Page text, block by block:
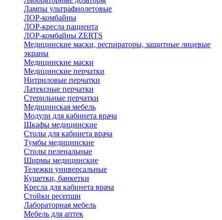
Лампы ультрафиолетовые
ЛОР-комбайны
ЛОР-кресла пациента
ЛОР-комбайны ZERTS
Медицинские маски, респираторы, защитные лицевые
экраны
Медицинские маски
Медицинские перчатки
Нитриловые перчатки
Латексные перчатки
Стерильные перчатки
Медицинская мебель
Модули для кабинета врача
Шкафы медицинские
Столы для кабинета врача
Тумбы медицинские
Столы пеленальные
Ширмы медицинские
Тележки универсальные
Кушетки, банкетки
Кресла для кабинета врача
Стойки ресепшн
Лабораторная мебель
Мебель для аптек